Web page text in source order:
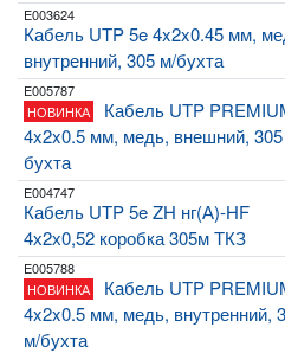
E003624
Кабель UTP 5e 4x2x0.45 мм,
внутренний, 305 м/бухта
E005787
НОВИНКА
Кабель UTP
4x2x0.5 мм, медь, внешний,
бухта
E004747
Кабель UTP 5e ZH нг(А)-HF
4х2х0,52 коробка 305м ТКЗ
E005788
НОВИНКА
Кабель UTP
4x2x0.5 мм, медь, внутренний,
м/бухта